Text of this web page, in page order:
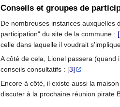
Conseils et groupes de
De nombreuses instances auxquelles
participation" du site de la commune :
celle dans laquelle il voudrait
A côté de cela, Lionel passera
conseils consultatifs : [3]
Encore à côté, il existe aussi la
discuter à la prochaine réunion pirate